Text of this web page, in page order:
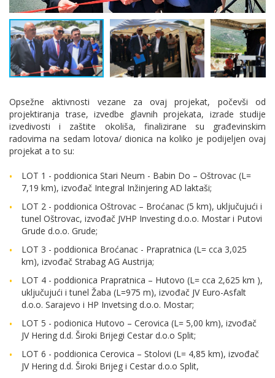
Opsežne aktivnosti vezane za ovaj projekat, počevši od
projektiranja trase, izvedbe glavnih projekata, izrade studije
izvedivosti i zaštite okoliša, finalizirane su građevinskim
radovima na sedam lotova/ dionica na koliko je podijeljen ovaj
projekat a to su:
LOT 1 - poddionica Stari Neum - Babin Do – Oštrovac (L=
7,19 km), izvođač Integral Inžinjering AD laktaši;
LOT 2 - poddionica Oštrovac – Broćanac (5 km), uključujući i
tunel Oštrovac, izvođač JVHP Investing d.o.o. Mostar i Putovi
Grude d.o.o. Grude;
LOT 3 - poddionica Broćanac - Prapratnica (L= cca 3,025
km), izvođač Strabag AG Austrija;
LOT 4 - poddionica Prapratnica – Hutovo (L= cca 2,625 km ),
uključujući i tunel Žaba (L=975 m), izvođač JV Euro-Asfalt
d.o.o. Sarajevo i HP Invetsing d.o.o. Mostar;
LOT 5 - podionica Hutovo – Cerovica (L= 5,00 km), izvođač
JV Hering d.d. Široki Brijegi Cestar d.o.o Split;
LOT 6 - poddionica Cerovica – Stolovi (L= 4,85 km), izvođač
JV Hering d.d. Široki Brijeg i Cestar d.o.o Split,